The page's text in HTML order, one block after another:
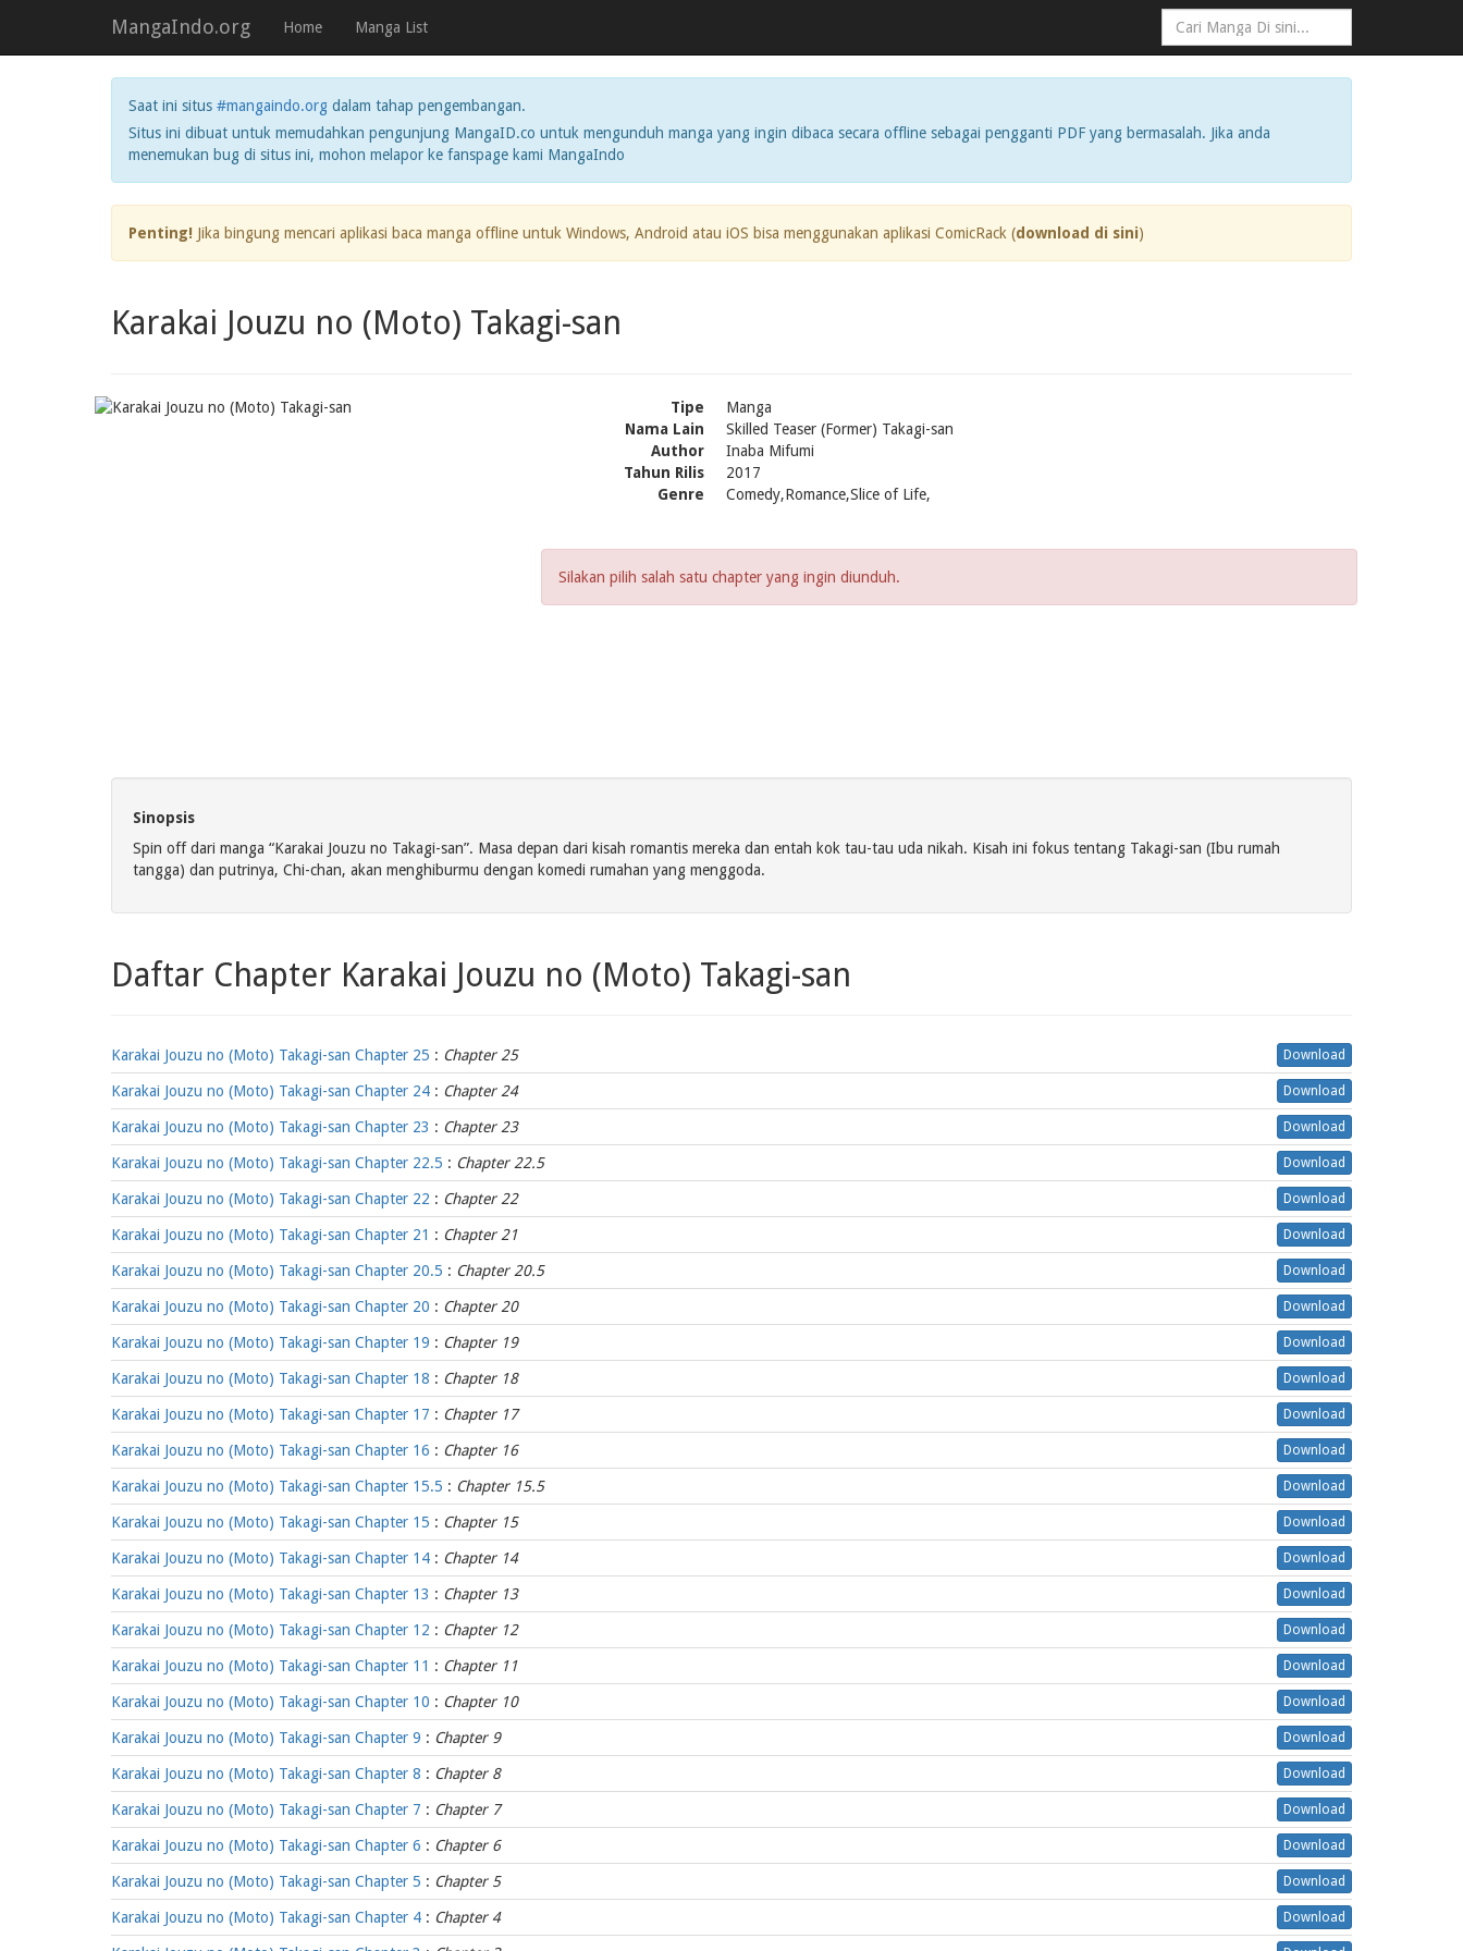
MangaIndo.org Home Manga List
Saat ini situs #mangaindo.org dalam tahap pengembangan.
Situs ini dibuat untuk memudahkan pengunjung MangaID.co untuk mengunduh manga yang ingin dibaca secara offline sebagai pengganti PDF yang bermasalah. Jika anda
menemukan bug di situs ini, mohon melapor ke fanspage kami MangaIndo
Penting! Jika bingung mencari aplikasi baca manga offline untuk Windows, Android atau iOS bisa menggunakan aplikasi ComicRack (download di sini)
Karakai Jouzu no (Moto) Takagi-san
Tipe
Manga
Nama Lain
Skilled Teaser (Former) Takagi-san
Author
Inaba Mifumi
Tahun Rilis
2017
Genre
Comedy,Romance,Slice of Life,
Silakan pilih salah satu chapter yang ingin diunduh.
Sinopsis
Spin off dari manga “Karakai Jouzu no Takagi-san”. Masa depan dari kisah romantis mereka dan entah kok tau-tau uda nikah. Kisah ini fokus tentang Takagi-san (Ibu rumah
tangga) dan putrinya, Chi-chan, akan menghiburmu dengan komedi rumahan yang menggoda.
Daftar Chapter Karakai Jouzu no (Moto) Takagi-san
Karakai Jouzu no (Moto) Takagi-san Chapter 25 : Chapter 25 Download
Karakai Jouzu no (Moto) Takagi-san Chapter 24 : Chapter 24 Download
Karakai Jouzu no (Moto) Takagi-san Chapter 23 : Chapter 23 Download
Karakai Jouzu no (Moto) Takagi-san Chapter 22.5 : Chapter 22.5 Download
Karakai Jouzu no (Moto) Takagi-san Chapter 22 : Chapter 22 Download
Karakai Jouzu no (Moto) Takagi-san Chapter 21 : Chapter 21 Download
Karakai Jouzu no (Moto) Takagi-san Chapter 20.5 : Chapter 20.5 Download
Karakai Jouzu no (Moto) Takagi-san Chapter 20 : Chapter 20 Download
Karakai Jouzu no (Moto) Takagi-san Chapter 19 : Chapter 19 Download
Karakai Jouzu no (Moto) Takagi-san Chapter 18 : Chapter 18 Download
Karakai Jouzu no (Moto) Takagi-san Chapter 17 : Chapter 17 Download
Karakai Jouzu no (Moto) Takagi-san Chapter 16 : Chapter 16 Download
Karakai Jouzu no (Moto) Takagi-san Chapter 15.5 : Chapter 15.5 Download
Karakai Jouzu no (Moto) Takagi-san Chapter 15 : Chapter 15 Download
Karakai Jouzu no (Moto) Takagi-san Chapter 14 : Chapter 14 Download
Karakai Jouzu no (Moto) Takagi-san Chapter 13 : Chapter 13 Download
Karakai Jouzu no (Moto) Takagi-san Chapter 12 : Chapter 12 Download
Karakai Jouzu no (Moto) Takagi-san Chapter 11 : Chapter 11 Download
Karakai Jouzu no (Moto) Takagi-san Chapter 10 : Chapter 10 Download
Karakai Jouzu no (Moto) Takagi-san Chapter 9 : Chapter 9 Download
Karakai Jouzu no (Moto) Takagi-san Chapter 8 : Chapter 8 Download
Karakai Jouzu no (Moto) Takagi-san Chapter 7 : Chapter 7 Download
Karakai Jouzu no (Moto) Takagi-san Chapter 6 : Chapter 6 Download
Karakai Jouzu no (Moto) Takagi-san Chapter 5 : Chapter 5 Download
Karakai Jouzu no (Moto) Takagi-san Chapter 4 : Chapter 4 Download